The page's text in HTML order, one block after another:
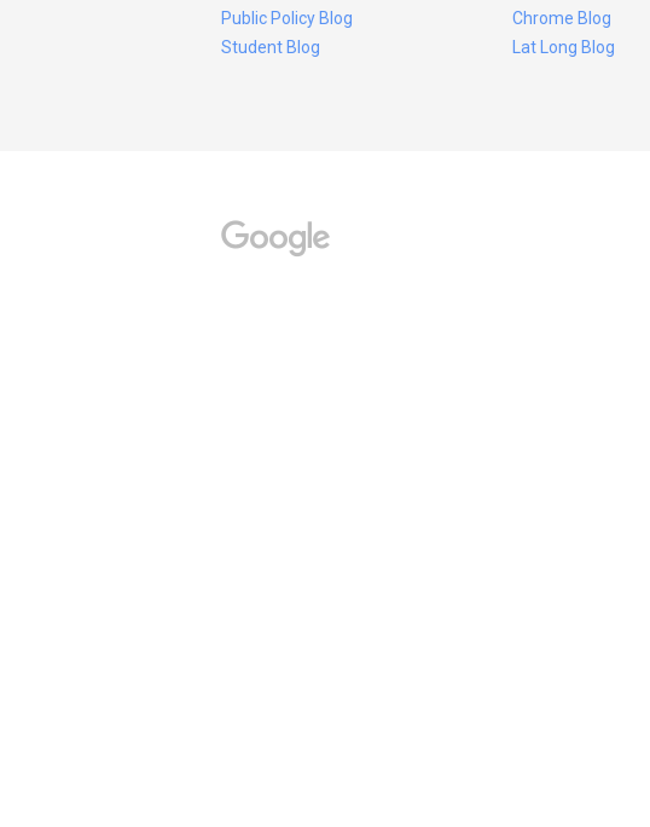
Public Policy Blog
Student Blog
Chrome Blog
Lat Long Blog